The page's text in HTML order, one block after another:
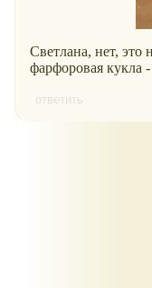
Светлана, нет, это
фарфоровая кукла
ответить